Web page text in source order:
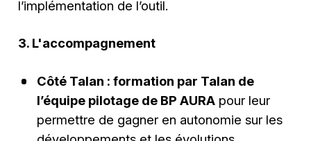
l’implémentation de l’outil.
3. L'accompagnement
Côté Talan : formation par Talan de
l’équipe pilotage de BP AURApour leur
permettre de gagner en autonomie sur les